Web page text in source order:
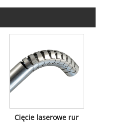
Cięcie laserowe rur